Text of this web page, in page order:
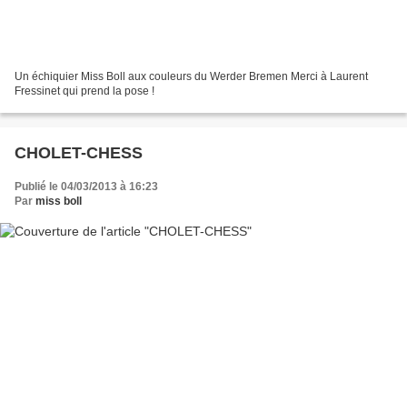
Un échiquier Miss Boll aux couleurs du Werder Bremen Merci à Laurent
Fressinet qui prend la pose !
CHOLET-CHESS
Publié le 04/03/2013 à 16:23
Par miss boll